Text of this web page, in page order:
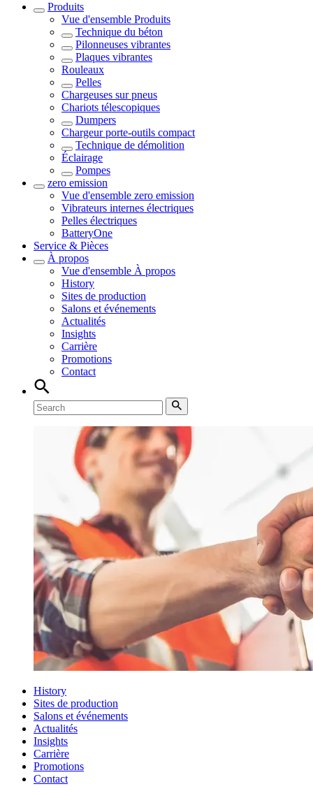
Produits
Vue d'ensemble Produits
Technique du béton
Pilonneuses vibrantes
Plaques vibrantes
Rouleaux
Pelles
Chargeuses sur pneus
Chariots télescopiques
Dumpers
Chargeur porte-outils compact
Technique de démolition
Éclairage
Pompes
zero emission
Vue d'ensemble zero emission
Vibrateurs internes électriques
Pelles électriques
BatteryOne
Service & Pièces
À propos
Vue d'ensemble À propos
History
Sites de production
Salons et événements
Actualités
Insights
Carrière
Promotions
Contact
History
Sites de production
Salons et événements
Actualités
Insights
Carrière
Promotions
Contact